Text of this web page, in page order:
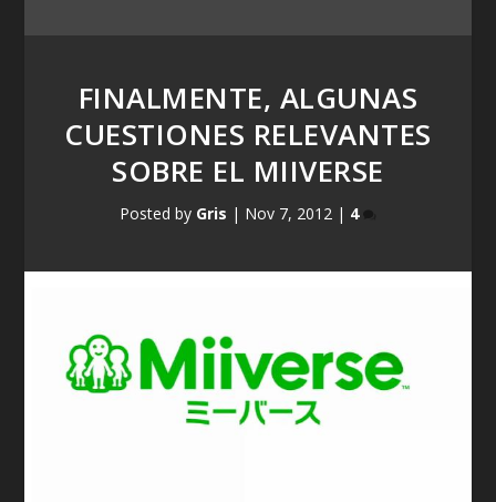
FINALMENTE, ALGUNAS
CUESTIONES RELEVANTES
SOBRE EL MIIVERSE
Posted by Gris | Nov 7, 2012 | 4